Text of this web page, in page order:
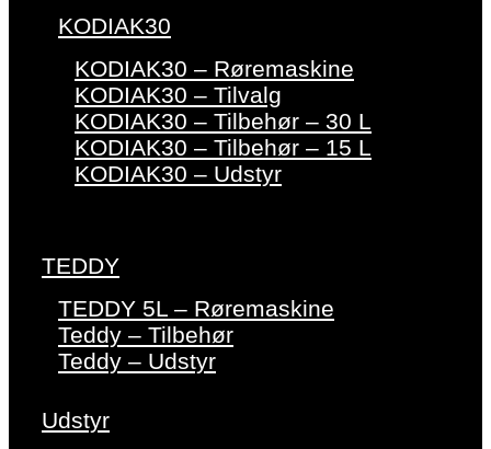
KODIAK30
KODIAK30 – Røremaskine
KODIAK30 – Tilvalg
KODIAK30 – Tilbehør – 30 L
KODIAK30 – Tilbehør – 15 L
KODIAK30 – Udstyr
TEDDY
TEDDY 5L – Røremaskine
Teddy – Tilbehør
Teddy – Udstyr
Udstyr